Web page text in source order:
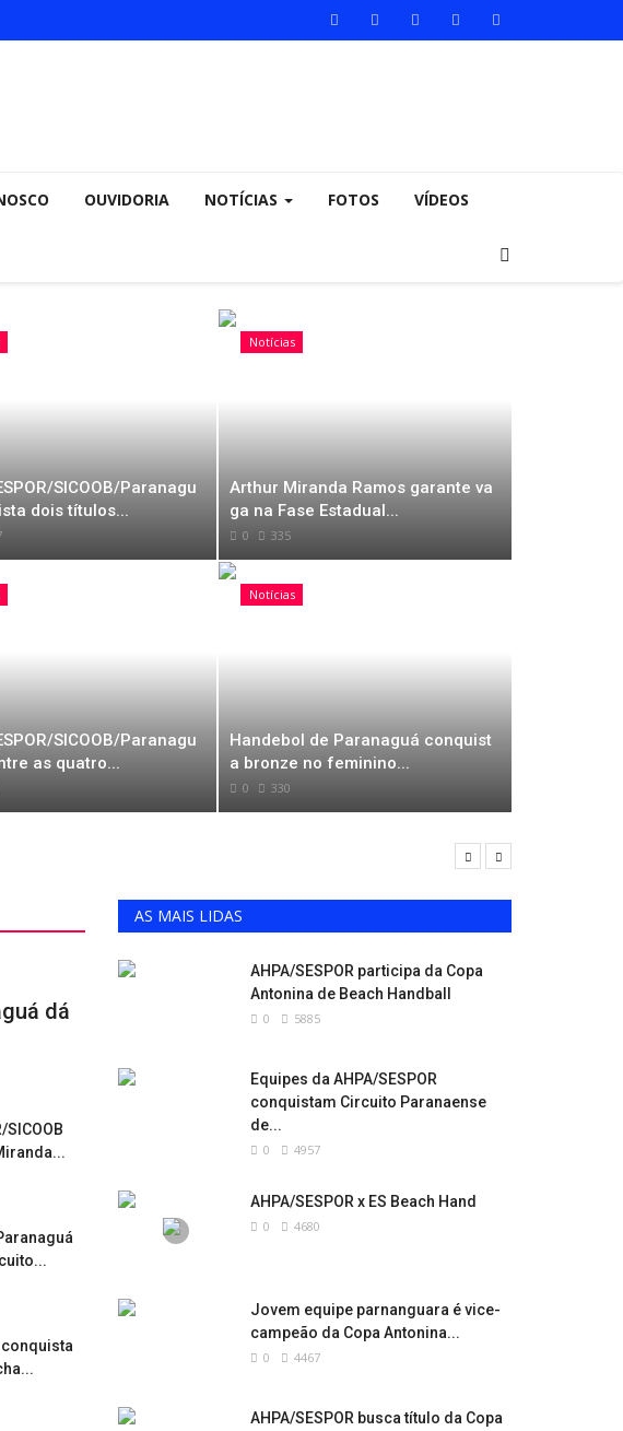
OUVIDORIA NOTÍCIAS FOTOS VÍDEOS
SICOOB/Paranagu
dois títulos...
Notícias
Arthur Miranda Ramos garante va
ga na Fase Estadual...
0 335
SICOOB/Paranagu
as quatro...
Notícias
Handebol de Paranaguá conquist
a bronze no feminino...
0 330
dá
SICOOB
AS MAIS LIDAS
AHPA/SESPOR participa da Copa
Antonina de Beach Handball
0 5885
Equipes da AHPA/SESPOR
conquistam Circuito Paranaense
de...
0 4957
AHPA/SESPOR x ES Beach Hand
0 4680
Jovem equipe parnanguara é vice-
campeão da Copa Antonina...
0 4467
AHPA/SESPOR busca título da Copa